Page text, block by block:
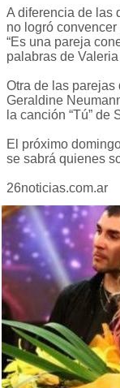
A diferencia de las
no logró
“Es una pareja
palabras de
Otra de las parejas
Geraldine
la canción “Tú”
El próximo
se sabrá quienes
26noticias.com.ar